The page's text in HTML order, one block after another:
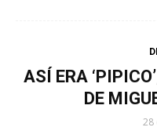
ASÍ ERA
DE
28